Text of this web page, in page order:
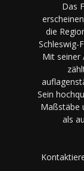
Das
die
Schleswig-
Mit seiner
Sein
Maßstäbe
als